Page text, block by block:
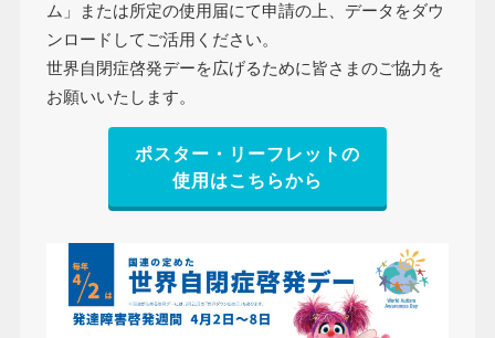
ム」または所定の使用届にて申請の上、データをダウ
ンロードしてご活用ください。
世界自閉症啓発デーを広げるために皆さまのご協力を
お願いいたします。
ポスター・リーフレットの
使用はこちらから